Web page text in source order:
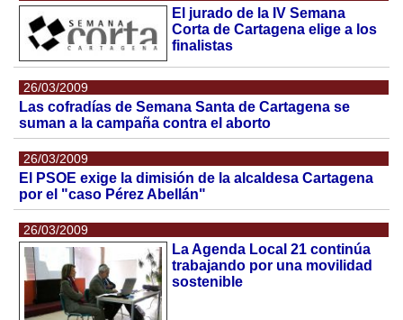
El jurado de la IV Semana
Corta de Cartagena elige a los
finalistas
26/03/2009
Las cofradías de Semana Santa de Cartagena se
suman a la campaña contra el aborto
26/03/2009
El PSOE exige la dimisión de la alcaldesa Cartagena
por el "caso Pérez Abellán"
26/03/2009
La Agenda Local 21 continúa
trabajando por una movilidad
sostenible